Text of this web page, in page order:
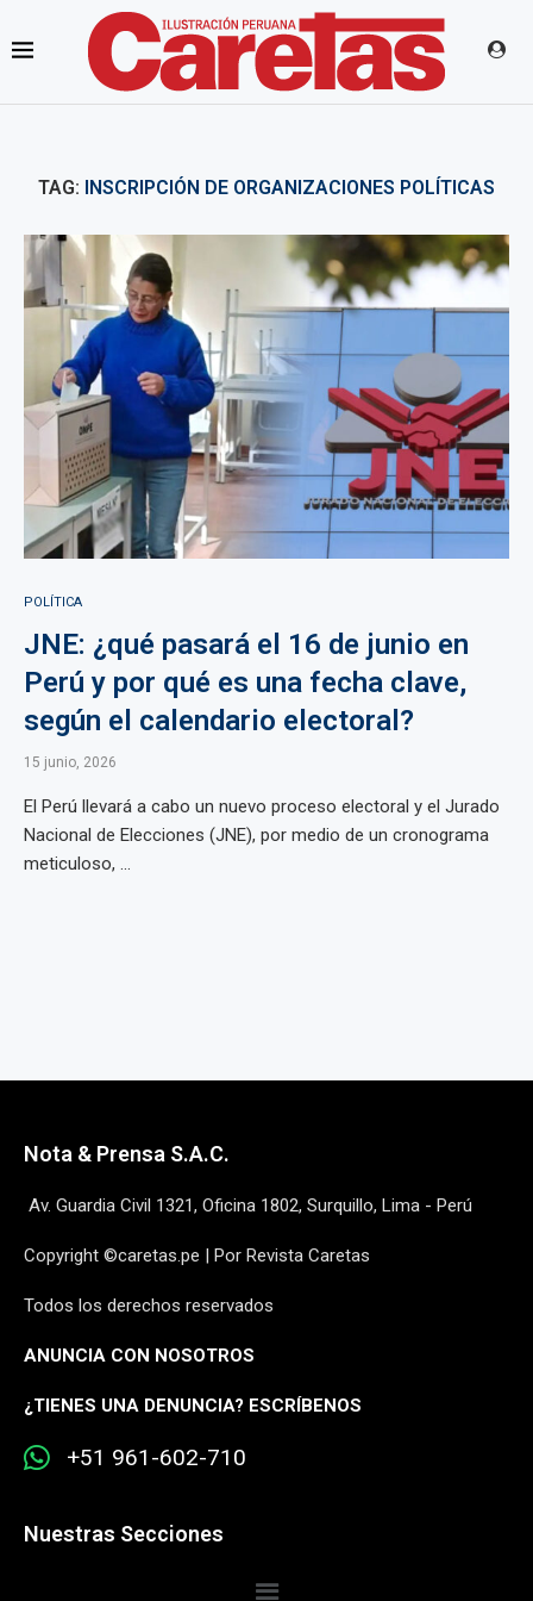
TAG: INSCRIPCIÓN DE ORGANIZACIONES POLÍTICAS
POLÍTICA
JNE: ¿qué pasará el 16 de junio en
Perú y por qué es una fecha clave,
según el calendario electoral?
15 junio, 2026
El Perú llevará a cabo un nuevo proceso electoral y el Jurado
Nacional de Elecciones (JNE), por medio de un cronograma
meticuloso, ...
Nota & Prensa S.A.C.
Av. Guardia Civil 1321, Oficina 1802, Surquillo, Lima - Perú
Copyright ©caretas.pe | Por Revista Caretas
Todos los derechos reservados
ANUNCIA CON NOSOTROS
¿TIENES UNA DENUNCIA? ESCRÍBENOS
+51 961-602-710
Nuestras Secciones